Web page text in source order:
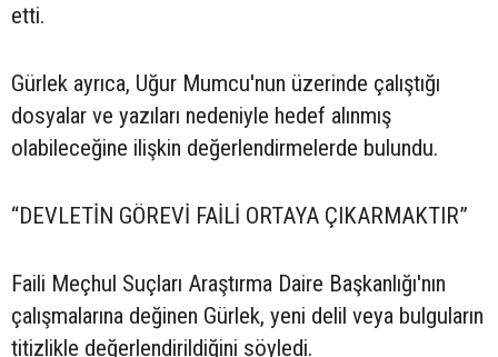
etti.
Gürlek ayrıca, Uğur Mumcu'nun üzerinde çalıştığı
dosyalar ve yazıları nedeniyle hedef alınmış
olabileceğine ilişkin değerlendirmelerde bulundu.
“DEVLETİN GÖREVİ FAİLİ ORTAYA ÇIKARMAKTIR”
Faili Meçhul Suçları Araştırma Daire Başkanlığı'nın
çalışmalarına değinen Gürlek, yeni delil veya bulguların
titizlikle değerlendirildiğini söyledi.